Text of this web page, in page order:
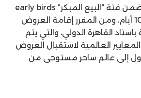
جميع فئات التذاكر ضمن فئة “البيع المبكر” early birds
والتي تستمر لمدة 10 أيام، ومن المقرر إقامة العروض
القاهرة الدولي، والتي يتم
العالمية لاستقبال العروض
إلى عالم ساحر مستوحى من